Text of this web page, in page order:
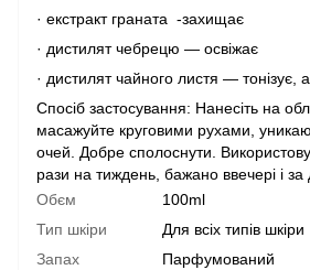
· екстракт граната -захищає
· дистилят чебрецю — освіжає
· дистилят чайного листя — тонізує,
Спосіб застосування: Нанесіть на
масажуйте круговими рухами,
очей. Добре сполоснути.
рази на тиждень, бажано ввечері і за
Обєм
100ml
Тип шкіри
Для всіх типів шкіри
Запах
Парфумований